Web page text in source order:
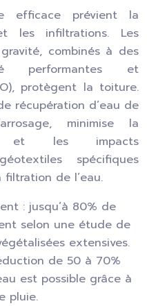
efficace prévient la
les infiltrations. Les
combinés à des
performantes et
protègent la toiture.
récupération d’eau de
minimise la
et les impacts
spécifiques
de l’eau.
: jusqu’à 80% de
selon une étude de
extensives.
de 50 à 70%
est possible grâce à
pluie.